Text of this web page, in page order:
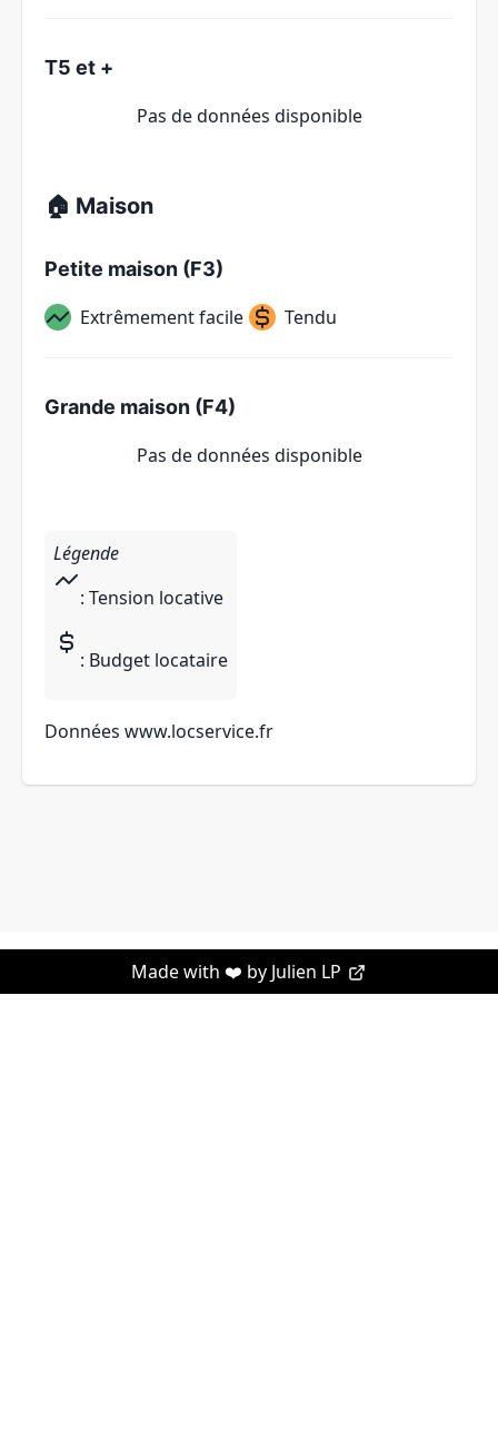
T5 et +
Pas de données disponible
🏠 Maison
Petite maison (F3)
Extrêmement facile Tendu
Grande maison (F4)
Pas de données disponible
Légende
: Tension locative
: Budget locataire
Données www.locservice.fr
Made with ❤️ by Julien LP